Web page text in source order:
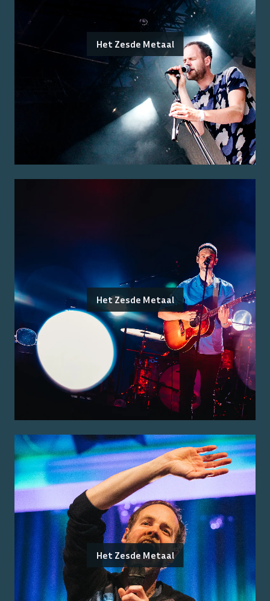
Het Zesde Metaal
Het Zesde Metaal
Het Zesde Metaal